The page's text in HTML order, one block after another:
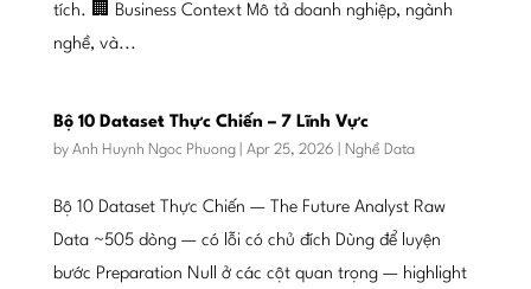
tích. 🏢 Business Context Mô tả doanh nghiệp, ngành
nghề, và...
Bộ 10 Dataset Thực Chiến – 7 Lĩnh Vực
by Anh Huynh Ngoc Phuong| Apr 25, 2026 Nghề Data
Bộ 10 Dataset Thực Chiến — The Future Analyst Raw
Data ~505 dòng — có lỗi có chủ đích Dùng để luyện
bước Preparation Null ở các cột quan trọng — highlight